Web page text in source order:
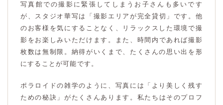
写真館での撮影に緊張してしまうお子さんも多いです
が、スタジオ華写は「撮影エリアが完全貸切」です。他
のお客様を気にすることなく、リラックスした環境で撮
影をお楽しみいただけます。また、時間内であれば撮影
枚数は無制限。納得がいくまで、たくさんの思い出を形
にすることが可能です。
ポラロイドの雑学のように、写真には「より美しく残す
ための秘訣」がたくさんあります。私たちはそのプロフ